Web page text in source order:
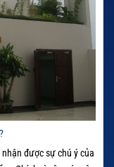
được sự chú ý của